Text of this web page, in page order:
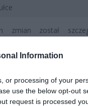
Information
or processing of your
use the below opt-out
request is processed
zmian został
Wszystkie
rozwiązanie,
budowy jest
istniejących